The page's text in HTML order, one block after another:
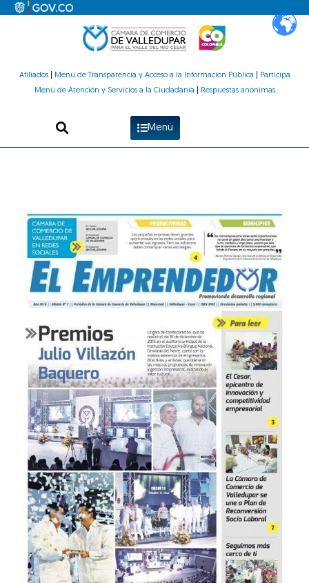
Afiliados| Menú de Transparencia y Acceso a la Información Pública
Participa
Menú de Atención y Servicios a la Ciudadanía
Respuestas anónimas
Menú